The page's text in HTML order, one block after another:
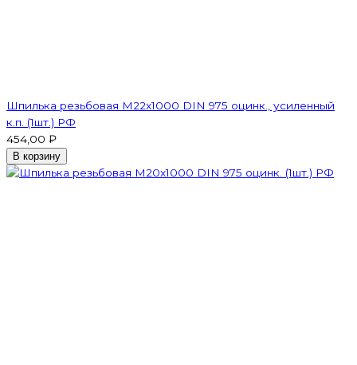
Шпилька резьбовая M22x1000 DIN 975 оцинк., усиленный
к.п. (1шт.) РФ
454,00 ₽
В корзину